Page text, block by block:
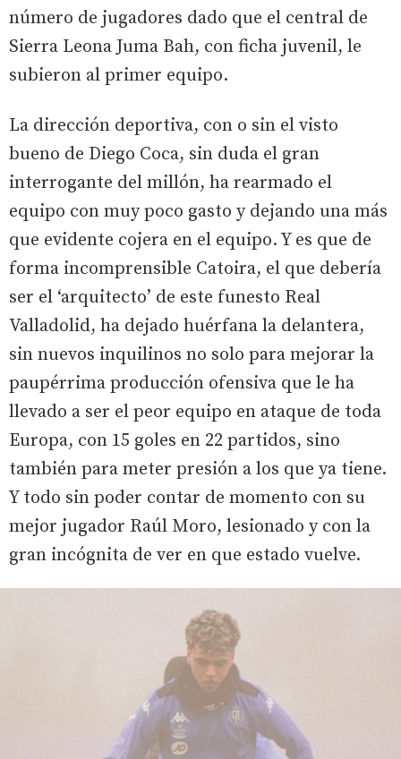
número de jugadores dado que el central de
Sierra Leona Juma Bah, con ficha juvenil, le
subieron al primer equipo.
La dirección deportiva, con o sin el visto
bueno de Diego Coca, sin duda el gran
interrogante del millón, ha rearmado el
equipo con muy poco gasto y dejando una más
que evidente cojera en el equipo. Y es que de
forma incomprensible Catoira, el que debería
ser el ‘arquitecto’ de este funesto Real
Valladolid, ha dejado huérfana la delantera,
sin nuevos inquilinos no solo para mejorar la
paupérrima producción ofensiva que le ha
llevado a ser el peor equipo en ataque de toda
Europa, con 15 goles en 22 partidos, sino
también para meter presión a los que ya tiene.
Y todo sin poder contar de momento con su
mejor jugador Raúl Moro, lesionado y con la
gran incógnita de ver en que estado vuelve.